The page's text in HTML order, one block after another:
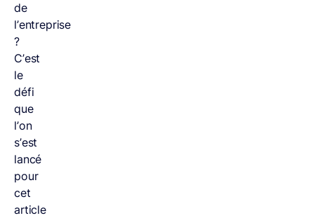
de
l’entreprise
?
C’est
le
défi
que
l’on
s’est
lancé
pour
cet
article